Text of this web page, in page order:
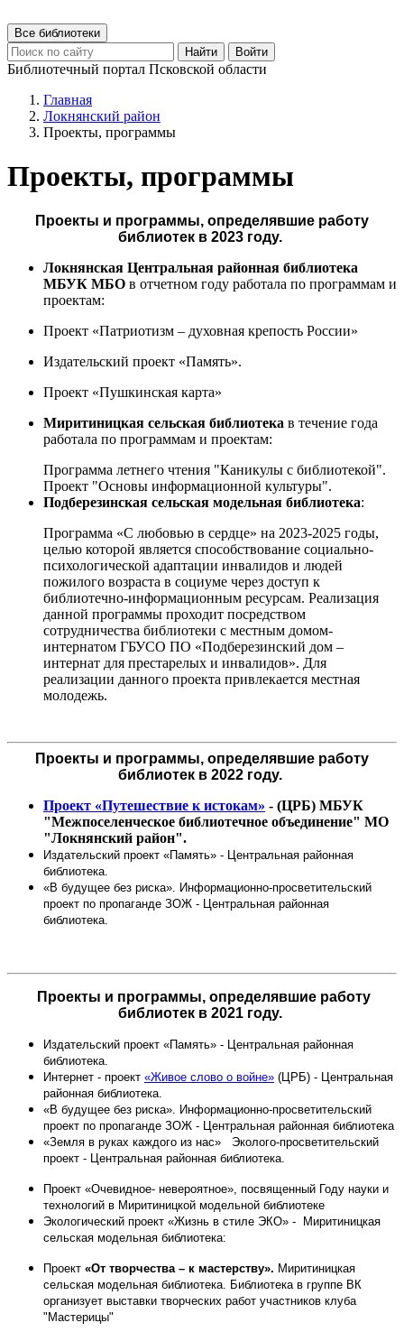
Все библиотеки
Найти
Войти
Библиотечный портал Псковской области
Главная
Локнянский район
Проекты, программы
Проекты, программы
Проекты и программы, определявшие работу
библиотек в 2023 году.
Локнянская Центральная районная библиотека
МБУК МБО в отчетном году работала по программам и
проектам:
Проект «Патриотизм – духовная крепость России»
Издательский проект «Память».
Проект «Пушкинская карта»
Миритиницкая сельская библиотека в течение года
работала по программам и проектам:
Программа летнего чтения "Каникулы с библиотекой".
Проект "Основы информационной культуры".
Подберезинская сельская модельная библиотека:
Программа «С любовью в сердце» на 2023-2025 годы,
целью которой является способствование социально-
психологической адаптации инвалидов и людей
пожилого возраста в социуме через доступ к
библиотечно-информационным ресурсам. Реализация
данной программы проходит посредством
сотрудничества библиотеки с местным домом-
интернатом ГБУСО ПО «Подберезинский дом –
интернат для престарелых и инвалидов». Для
реализации данного проекта привлекается местная
молодежь.
Проекты и программы, определявшие работу
библиотек в 2022 году.
Проект «Путешествие к истокам» - (ЦРБ) МБУК
"Межпоселенческое библиотечное объединение" МО
"Локнянский район".
Издательский проект «Память» - Центральная районная
библиотека.
«В будущее без риска». Информационно-просветительский
проект по пропаганде ЗОЖ - Центральная районная
библиотека.
Проекты и программы, определявшие работу
библиотек в 2021 году.
Издательский проект «Память» - Центральная районная
библиотека.
Интернет - проект «Живое слово о войне» (ЦРБ) - Центральная
районная библиотека.
«В будущее без риска». Информационно-просветительский
проект по пропаганде ЗОЖ - Центральная районная библиотека
«Земля в руках каждого из нас» Эколого-просветительский
проект - Центральная районная библиотека.
Проект «Очевидное- невероятное», посвященный Году науки и
технологий в Миритиницкой модельной библиотеке
Экологический проект «Жизнь в стиле ЭКО» - Миритиницкая
сельская модельная библиотека:
Проект «От творчества – к мастерству». Миритиницкая
сельская модельная библиотека. Библиотека в группе ВК
организует выставки творческих работ участников клуба
"Мастерицы"